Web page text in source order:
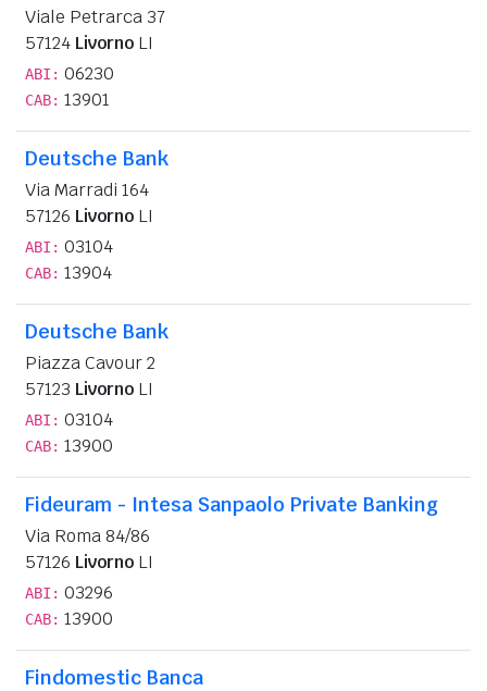
Viale Petrarca 37
57124 Livorno LI
ABI: 06230
CAB: 13901
Deutsche Bank
Via Marradi 164
57126 Livorno LI
ABI: 03104
CAB: 13904
Deutsche Bank
Piazza Cavour 2
57123 Livorno LI
ABI: 03104
CAB: 13900
Fideuram - Intesa Sanpaolo Private Banking
Via Roma 84/86
57126 Livorno LI
ABI: 03296
CAB: 13900
Findomestic Banca